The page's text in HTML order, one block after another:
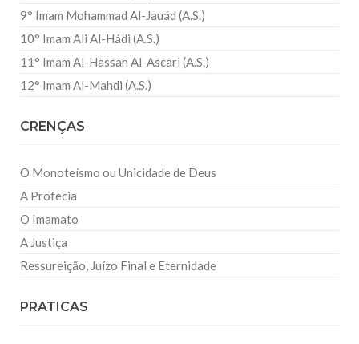
9° Imam Mohammad Al-Jauád (A.S.)
10° Imam Ali Al-Hádi (A.S.)
11° Imam Al-Hassan Al-Ascari (A.S.)
12° Imam Al-Mahdi (A.S.)
CRENÇAS
O Monoteísmo ou Unicidade de Deus
A Profecia
O Imamato
A Justiça
Ressureição, Juízo Final e Eternidade
PRATICAS